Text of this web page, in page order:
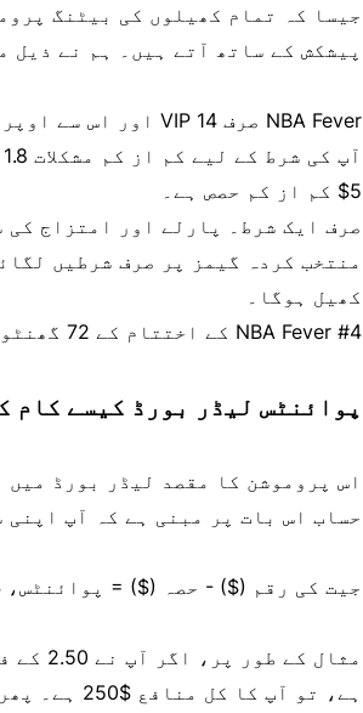
جیسا کہ تمام کھیلوں کی بیٹنگ
پیشکش کے ساتھ آتے ہیں۔ ہم نے ذیل
NBA Fever صرف VIP 14 اور اس سے اوپر کے لیے کھلا ہے۔
آپ کی شرط کے لیے کم از کم مشکلات 1.8 یا اس سے اوپر ہونی چاہئیں
$5 کم از کم حصص ہے۔
صرف ایک شرط۔ پارلے اور امتزاج کی
منتخب کردہ گیمز پر صرف شرطیں
کھیل ہوگا۔
NBA Fever #4 کے اختتام کے 72 گھنٹوں کے اندر ادائیگی کی جائے گی۔
پوائنٹس لیڈر بورڈ کیسے کام
اس پروموشن کا مقصد لیڈر بورڈ
حساب اس بات پر مبنی ہے کہ آپ اپنی
جیت کی رقم ($) - حصہ ($) = پوائنٹس، $1 = 1